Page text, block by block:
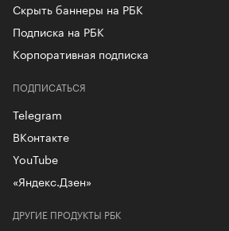
Скрыть баннеры на РБК
Подписка на РБК
Корпоративная подписка
ДРУГИЕ ПРОДУКТЫ РБК
ПОДПИСАТЬСЯ
Telegram
ВКонтакте
YouTube
«Яндекс.Дзен»